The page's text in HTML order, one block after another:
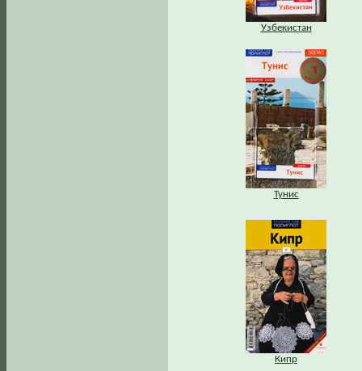
Узбекистан
Тунис
Кипр